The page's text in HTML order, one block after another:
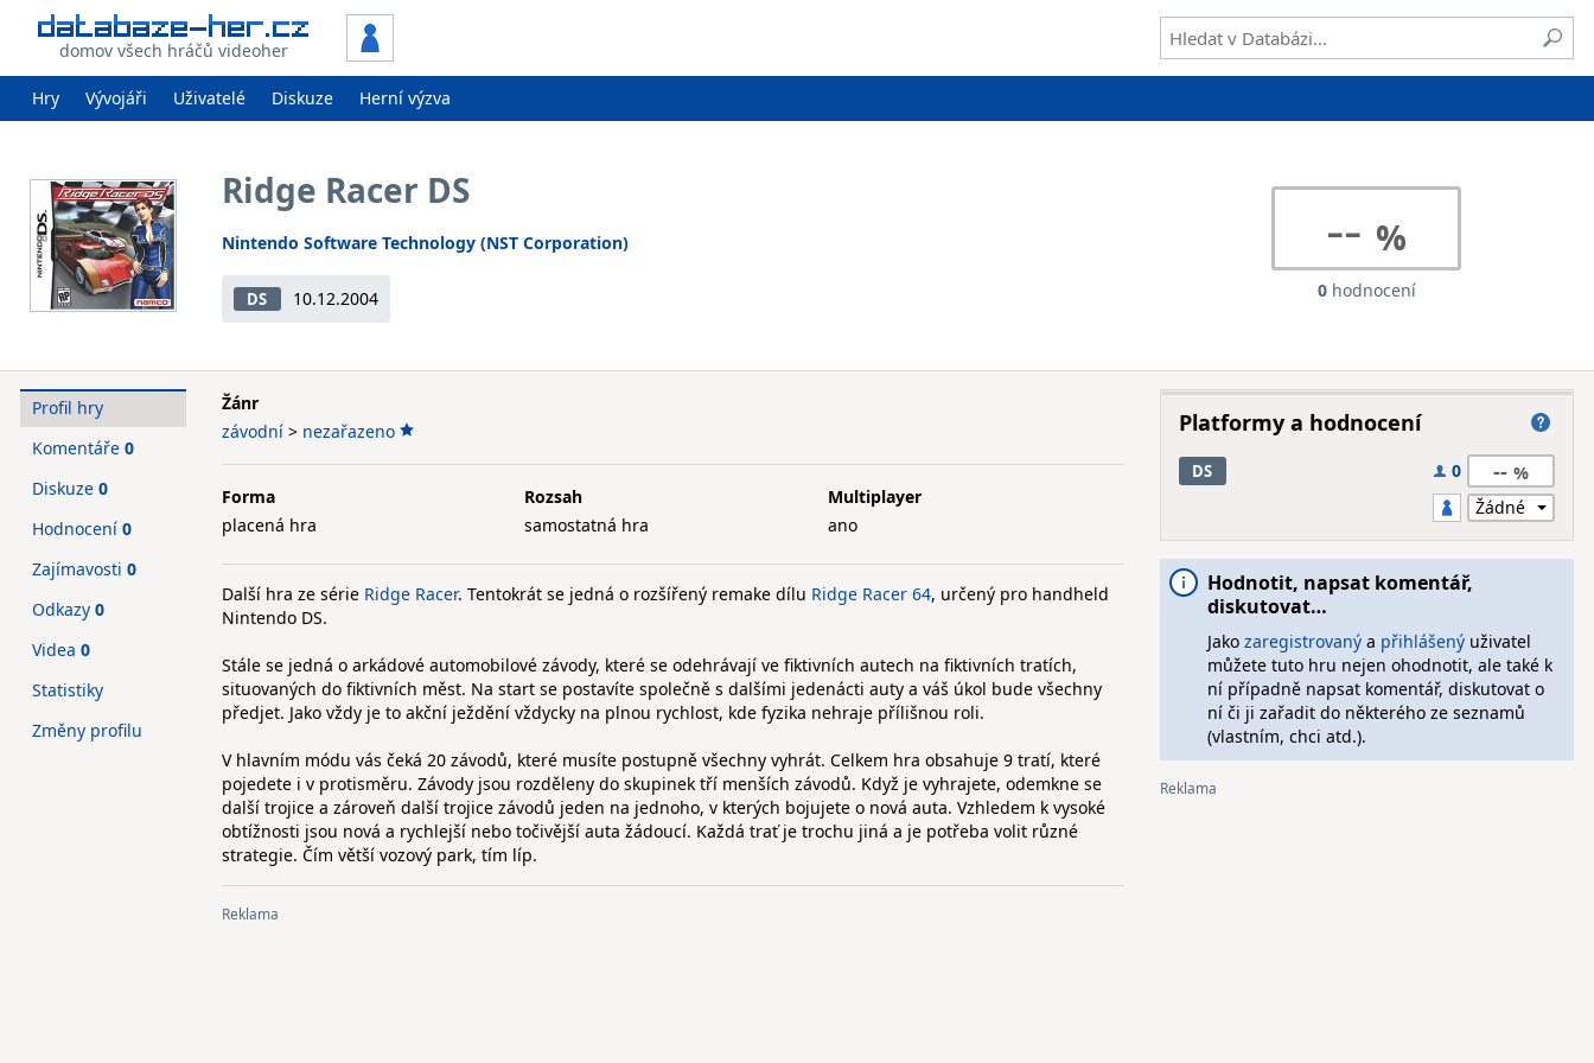
domov všech hráčů videoher
Hry Vývojáři Uživatelé Diskuze Herní výzva
Ridge Racer DS
Nintendo Software Technology (NST Corporation)
DS 10.12.2004
--
0hodnocení
Žánr
závodní > nezařazeno
Forma
placená hra
Rozsah
samostatná hra
Multiplayer
ano
Další hra ze série Ridge Racer. Tentokrát se jedná o rozšířený remake dílu Ridge Racer 64, určený pro handheld
Nintendo DS.
Stále se jedná o arkádové automobilové závody, které se odehrávají ve fiktivních autech na fiktivních tratích,
situovaných do fiktivních měst. Na start se postavíte společně s dalšími jedenácti auty a váš úkol bude všechny
předjet. Jako vždy je to akční ježdění vždycky na plnou rychlost, kde fyzika nehraje přílišnou roli.
V hlavním módu vás čeká 20 závodů, které musíte postupně všechny vyhrát. Celkem hra obsahuje 9 tratí, které
pojedete i v protisměru. Závody jsou rozděleny do skupinek tří menších závodů. Když je vyhrajete, odemkne se
další trojice a zároveň další trojice závodů jeden na jednoho, v kterých bojujete o nová auta. Vzhledem k vysoké
obtížnosti jsou nová a rychlejší nebo točivější auta žádoucí. Každá trať je trochu jiná a je potřeba volit různé
strategie. Čím větší vozový park, tím líp.
Profil hry
Komentáře 0
Diskuze 0
Hodnocení 0
Zajímavosti 0
Odkazy 0
Videa 0
Statistiky
Změny profilu
Platformy a hodnocení
DS 0 --
Hodnotit, napsat komentář,
diskutovat…
Jako zaregistrovanýa přihlášenýuživatel
můžete tuto hru nejen ohodnotit, ale také k
ní případně napsat komentář, diskutovat o
ní či ji zařadit do některého ze seznamů
(vlastním, chci atd.).